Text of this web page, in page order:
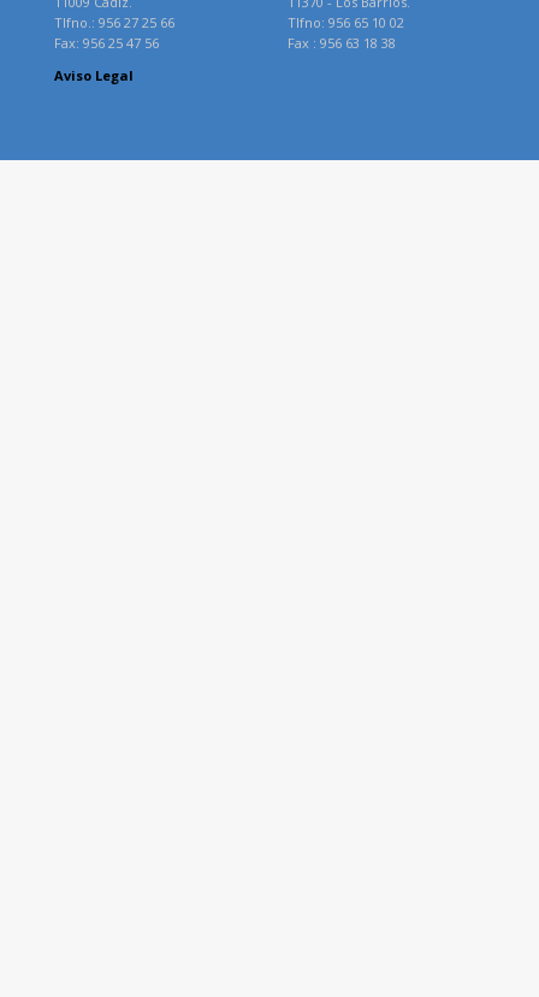
Tlfno.: 956 27 25 66
Fax: 956 25 47 56
Tlfno: 956 65 10 02
Fax : 956 63 18 38
Aviso Legal